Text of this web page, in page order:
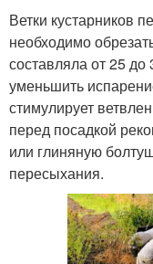
Ветки кустарников
необходимо
составляла от 25
уменьшить
стимулирует
перед посадкой
или глиняную
пересыхания.